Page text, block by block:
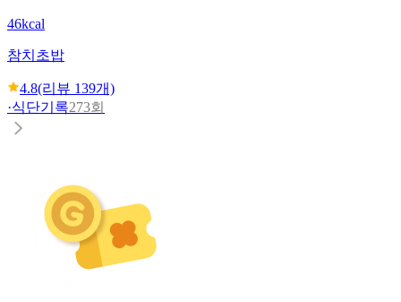
46kcal
참치초밥
4.8(리뷰 139개)
·식단기록273회